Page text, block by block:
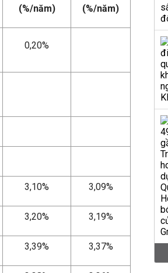
(%/năm)
(%/năm)
0,20%
3,10% 3,09%
3,20% 3,19%
3,39% 3,37%